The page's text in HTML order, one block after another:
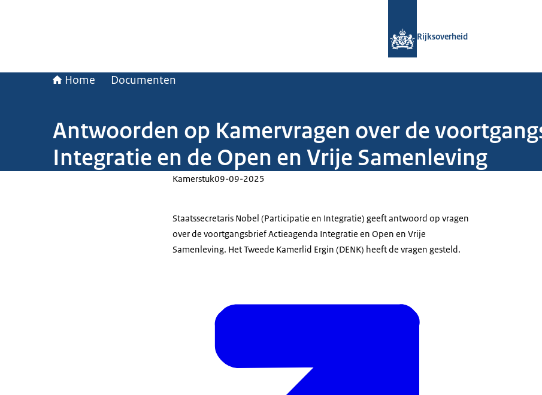
Rijksoverheid
Home Documenten
Antwoorden op Kamervragen over de
Integratie en de Open en Vrije Samenleving
Kamerstuk09-09-2025
Staatssecretaris Nobel (Participatie en Integratie) geeft antwoord op vragen
over de voortgangsbrief Actieagenda Integratie en Open en Vrije
Samenleving. Het Tweede Kamerlid Ergin (DENK) heeft de vragen gesteld.